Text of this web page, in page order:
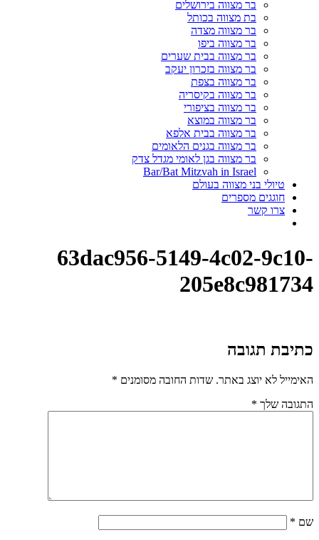
בר מצווה בירושלים
בת מצווה בכותל
בר מצווה מצדה
בר מצווה ביפו
בר מצווה בבית שערים
בר מצווה בזכרון יעקב
בר מצווה בצפת
בר מצווה בקיסריה
בר מצווה בציפורי
בר מצווה במוצא
בר מצווה בבית אלפא
בר מצווה בגנים הלאומים
בר מצווה בגן לאומי מגדל צדק
Bar/Bat Mitzvah in Israel
טיולי בני מצווה בעולם
חוגגים מספרים
צרו קשר
63dac956-5149-4c02-9c10-
205e8c981734
כתיבת תגובה
האימייל לא יוצג באתר. שדות החובה מסומנים *
התגובה שלך *
שם *